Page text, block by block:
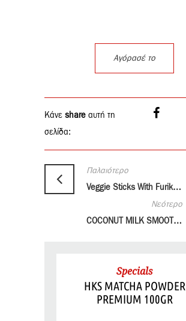
Αγόρασέ το
Κάνε share αυτή τη
σελίδα:
Παλαιότερο
Veggie Sticks With Furikake
Νεότερο
COCONUT MILK SMOOTHIE
Specials
HKS MATCHA POWDER
PREMIUM 100GR